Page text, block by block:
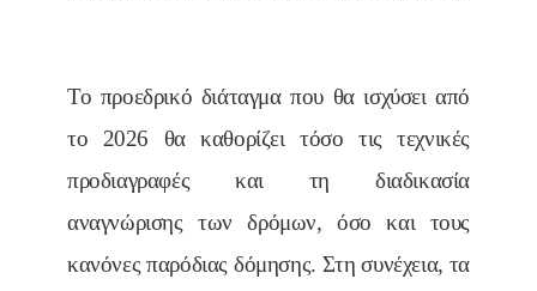
Το προεδρικό διάταγμα που θα ισχύσει από
το 2026 θα καθορίζει τόσο τις τεχνικές
προδιαγραφές και τη διαδικασία
αναγνώρισης των δρόμων, όσο και τους
κανόνες παρόδιας δόμησης. Στη συνέχεια, τα